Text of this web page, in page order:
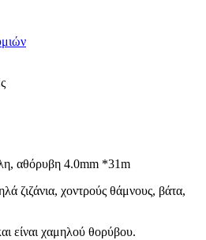
αθόρυβη 4.0mm *31m
ζιζάνια, χοντρούς θάμνους, βάτα,
είναι χαμηλού θορύβου.